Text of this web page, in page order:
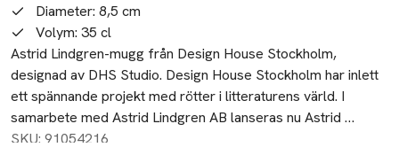
Beskrivning
Diameter: 8,5 cm
Volym: 35 cl
Astrid Lindgren-mugg från Design House Stockholm,
designad av DHS Studio. Design House Stockholm har inlett
ett spännande projekt med rötter i litteraturens värld. I
samarbete med Astrid Lindgren AB lanseras nu Astrid
Lindgrens ord på en serie färgglada keramiska muggar.
SKU: 91054216